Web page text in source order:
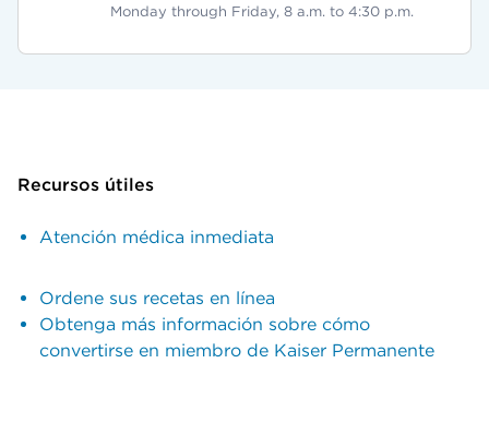
Monday through Friday, 8 a.m. to 4:30 p.m.
Recursos útiles
Atención médica inmediata
Ordene sus recetas en línea
Obtenga más información sobre cómo
convertirse en miembro de Kaiser Permanente